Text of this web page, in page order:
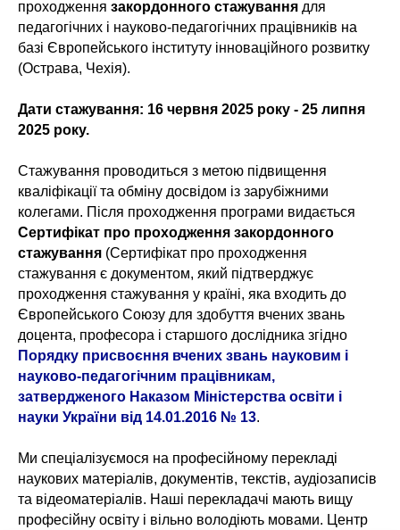
проходження закордонного стажування для
педагогічних і науково-педагогічних працівників на
базі Європейського інституту інноваційного розвитку
(Острава, Чехія).
Дати стажування: 16 червня 2025 року - 25 липня
2025 року.
Стажування проводиться з метою підвищення
кваліфікації та обміну досвідом із зарубіжними
колегами. Після проходження програми видається
Сертифікат про проходження закордонного
стажування (Сертифікат про проходження
стажування є документом, який підтверджує
проходження стажування у країні, яка входить до
Європейського Союзу для здобуття вчених звань
доцента, професора і старшого дослідника згідно
Порядку присвоєння вчених звань науковим і
науково-педагогічним працівникам,
затвердженого Наказом Міністерства освіти і
науки України від 14.01.2016 № 13.
Ми спеціалізуємося на професійному перекладі
наукових матеріалів, документів, текстів, аудіозаписів
та відеоматеріалів. Наші перекладачі мають вищу
професійну освіту і вільно володіють мовами. Центр